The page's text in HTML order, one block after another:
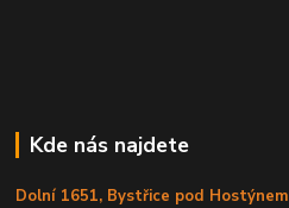
Kde nás najdete
Dolní 1651, Bystřice pod Hostýnem